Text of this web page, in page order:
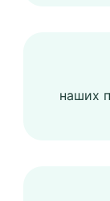
наших